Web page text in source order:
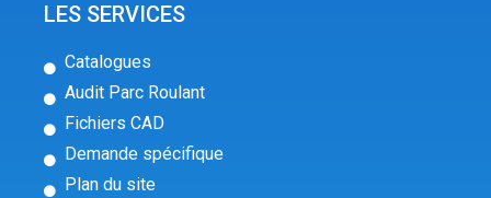
LES SERVICES
Catalogues
Audit Parc Roulant
Fichiers CAD
Demande spécifique
Plan du site